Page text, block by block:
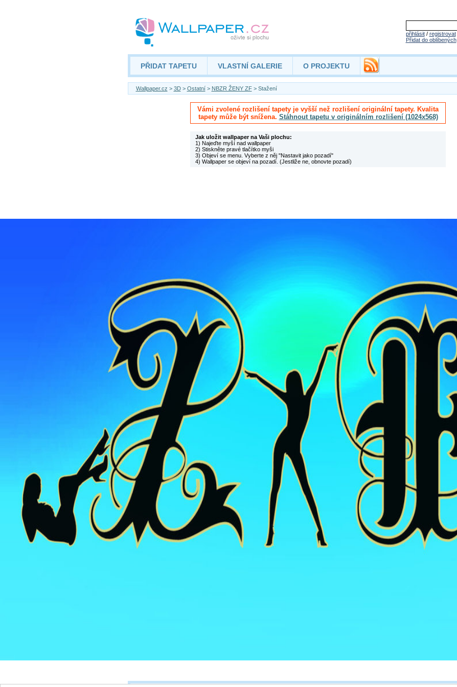
přihlásit/ registrovat
Přidat do oblíbených
PŘIDAT TAPETU VLASTNÍ GALERIE O PROJEKTU
Wallpaper.cz > 3D> Ostatní> NBZR ŽENY ZF> Stažení
Vámi zvolené rozlišení tapety je vyšší než rozlišení originální tapety. Kvalita
tapety může být snížena. Stáhnout tapetu v originálním rozlišení (1024x568)
Jak uložit wallpaper na Vaši plochu:
1) Najeďte myší nad wallpaper
2) Stiskněte pravé tlačítko myši
3) Objeví se menu. Vyberte z něj "Nastavit jako pozadí"
4) Wallpaper se objeví na pozadí. (Jestliže ne, obnovte pozadí)